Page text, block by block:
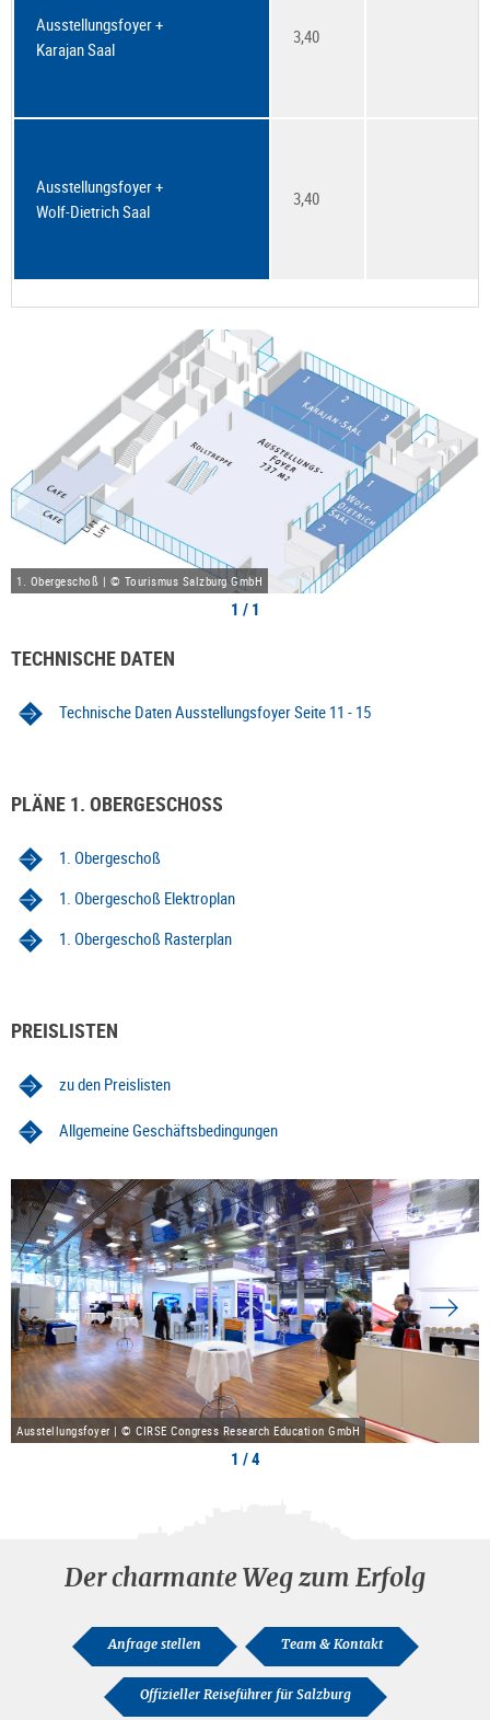
Ausstellungsfoyer +
Karajan Saal
3,40
Ausstellungsfoyer +
Wolf-Dietrich Saal
3,40
1. Obergeschoß | © Tourismus Salzburg GmbH
1 / 1
TECHNISCHE DATEN
Technische Daten Ausstellungsfoyer Seite 11 - 15
PLÄNE 1. OBERGESCHOSS
1. Obergeschoß
1. Obergeschoß Elektroplan
1. Obergeschoß Rasterplan
PREISLISTEN
zu den Preislisten
Allgemeine Geschäftsbedingungen
Ausstellungsfoyer | © CIRSE Congress Research Education GmbH
1 / 4
Der charmante Weg zum Erfolg
Anfrage stellen Team & Kontakt
Offizieller Reiseführer für Salzburg